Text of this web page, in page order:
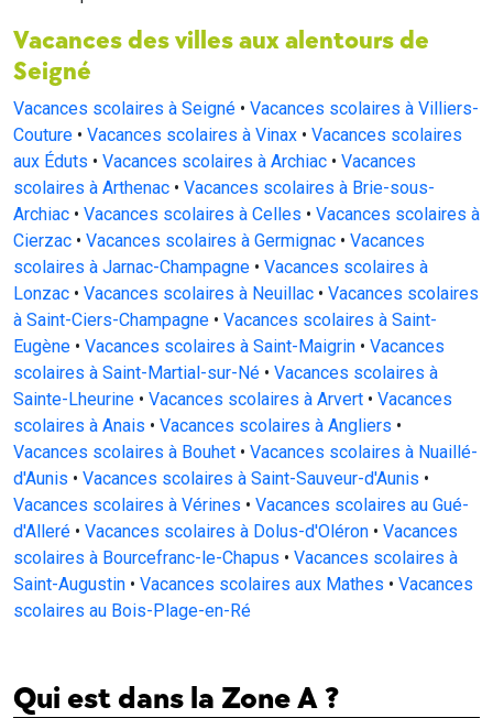
Vacances des villes aux alentours de
Seigné
Vacances scolaires à Seigné • Vacances scolaires à Villiers-
Couture • Vacances scolaires à Vinax • Vacances scolaires
aux Éduts • Vacances scolaires à Archiac • Vacances
scolaires à Arthenac • Vacances scolaires à Brie-sous-
Archiac • Vacances scolaires à Celles • Vacances scolaires à
Cierzac • Vacances scolaires à Germignac • Vacances
scolaires à Jarnac-Champagne • Vacances scolaires à
Lonzac • Vacances scolaires à Neuillac • Vacances scolaires
à Saint-Ciers-Champagne • Vacances scolaires à Saint-
Eugène • Vacances scolaires à Saint-Maigrin • Vacances
scolaires à Saint-Martial-sur-Né • Vacances scolaires à
Sainte-Lheurine • Vacances scolaires à Arvert • Vacances
scolaires à Anais • Vacances scolaires à Angliers •
Vacances scolaires à Bouhet • Vacances scolaires à Nuaillé-
d'Aunis • Vacances scolaires à Saint-Sauveur-d'Aunis •
Vacances scolaires à Vérines • Vacances scolaires au Gué-
d'Alleré • Vacances scolaires à Dolus-d'Oléron • Vacances
scolaires à Bourcefranc-le-Chapus • Vacances scolaires à
Saint-Augustin • Vacances scolaires aux Mathes • Vacances
scolaires au Bois-Plage-en-Ré
Qui est dans la Zone A ?